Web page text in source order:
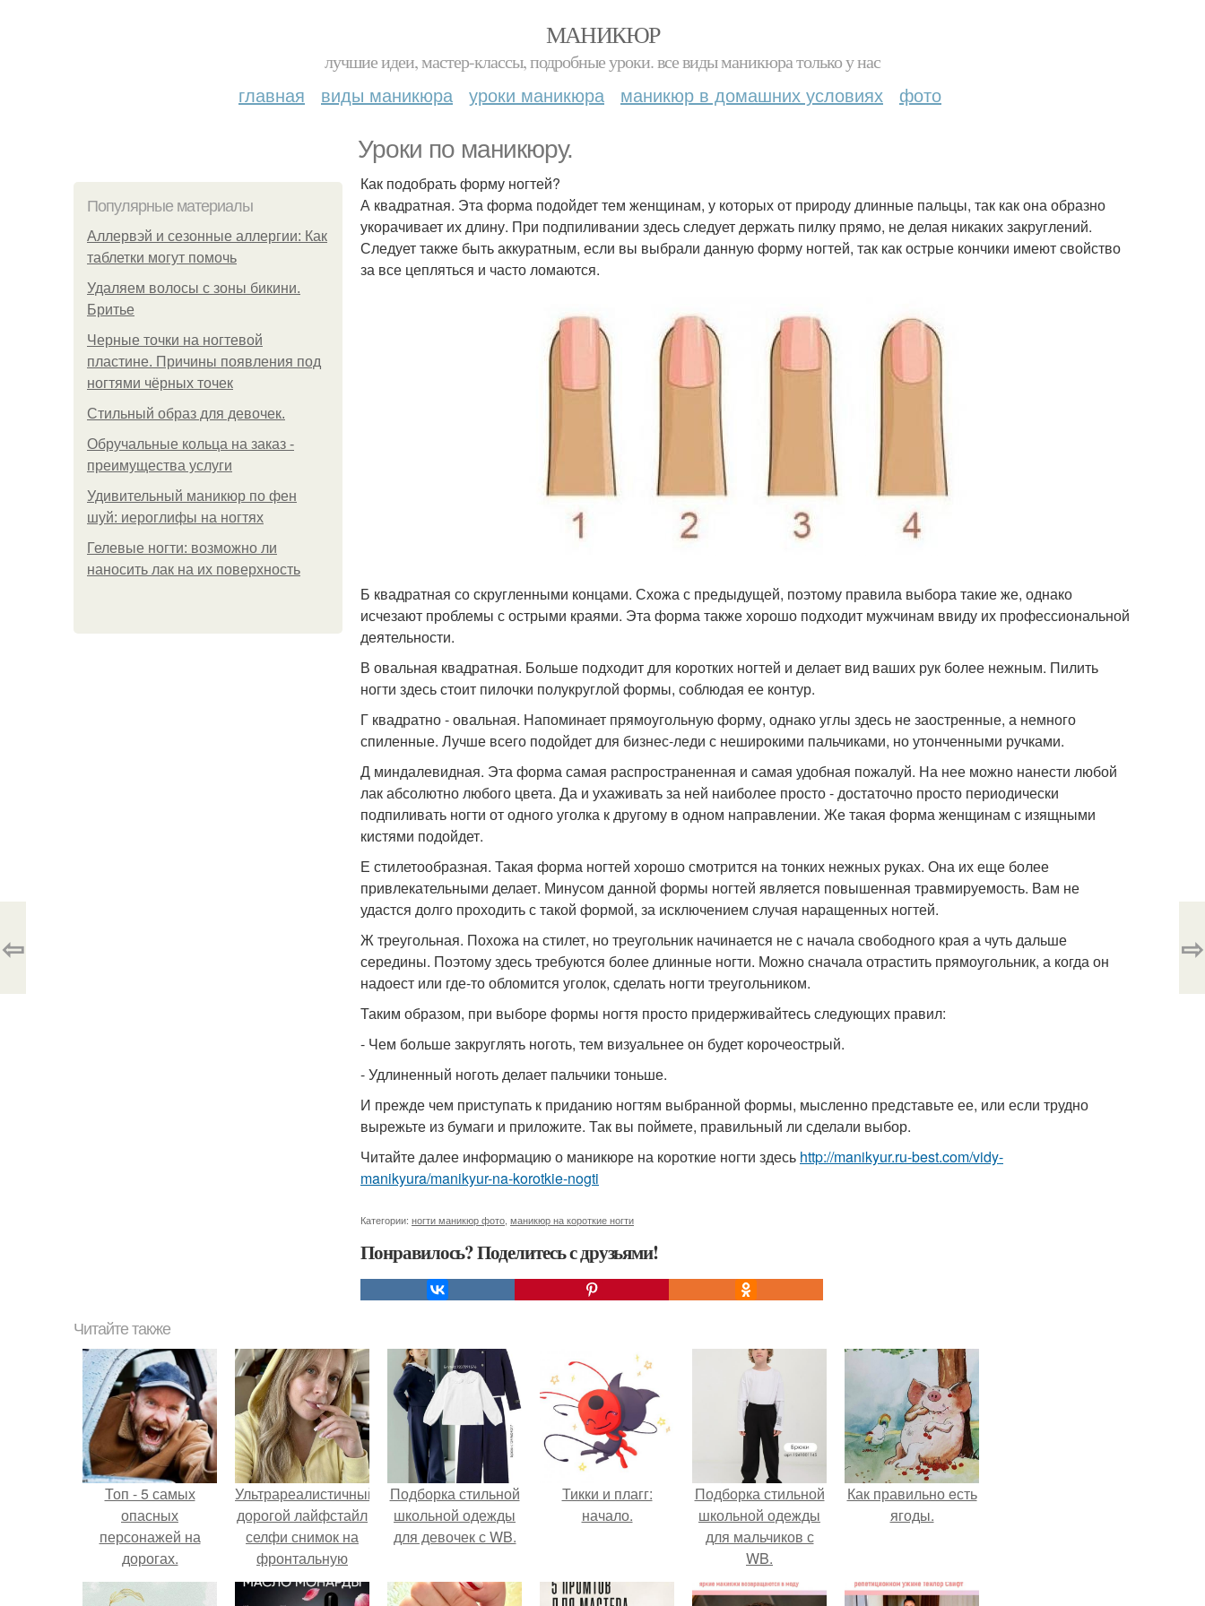
МАНИКЮР
лучшие идеи, мастер-классы, подробные уроки. все виды маникюра только у нас
главная виды маникюра уроки маникюра маникюр в домашних условиях фото
Уроки по маникюру.
Популярные материалы
Аллервэй и сезонные аллергии: Как
таблетки могут помочь
Удаляем волосы с зоны бикини.
Бритье
Черные точки на ногтевой
пластине. Причины появления под
ногтями чёрных точек
Стильный образ для девочек.
Обручальные кольца на заказ -
преимущества услуги
Удивительный маникюр по фен
шуй: иероглифы на ногтях
Гелевые ногти: возможно ли
наносить лак на их поверхность
Как подобрать форму ногтей?
А квадратная. Эта форма подойдет тем женщинам, у которых от природу длинные пальцы, так как она образно
укорачивает их длину. При подпиливании здесь следует держать пилку прямо, не делая никаких закруглений.
Следует также быть аккуратным, если вы выбрали данную форму ногтей, так как острые кончики имеют свойство
за все цепляться и часто ломаются.
Б квадратная со скругленными концами. Схожа с предыдущей, поэтому правила выбора такие же, однако
исчезают проблемы с острыми краями. Эта форма также хорошо подходит мужчинам ввиду их профессиональной
деятельности.
В овальная квадратная. Больше подходит для коротких ногтей и делает вид ваших рук более нежным. Пилить
ногти здесь стоит пилочки полукруглой формы, соблюдая ее контур.
Г квадратно - овальная. Напоминает прямоугольную форму, однако углы здесь не заостренные, а немного
спиленные. Лучше всего подойдет для бизнес-леди с неширокими пальчиками, но утонченными ручками.
Д миндалевидная. Эта форма самая распространенная и самая удобная пожалуй. На нее можно нанести любой
лак абсолютно любого цвета. Да и ухаживать за ней наиболее просто - достаточно просто периодически
подпиливать ногти от одного уголка к другому в одном направлении. Же такая форма женщинам с изящными
кистями подойдет.
Е стилетообразная. Такая форма ногтей хорошо смотрится на тонких нежных руках. Она их еще более
привлекательными делает. Минусом данной формы ногтей является повышенная травмируемость. Вам не
удастся долго проходить с такой формой, за исключением случая наращенных ногтей.
Ж треугольная. Похожа на стилет, но треугольник начинается не с начала свободного края а чуть дальше
середины. Поэтому здесь требуются более длинные ногти. Можно сначала отрастить прямоугольник, а когда он
надоест или где-то обломится уголок, сделать ногти треугольником.
Таким образом, при выборе формы ногтя просто придерживайтесь следующих правил:
- Чем больше закруглять ноготь, тем визуальнее он будет корочеострый.
- Удлиненный ноготь делает пальчики тоньше.
И прежде чем приступать к приданию ногтям выбранной формы, мысленно представьте ее, или если трудно
вырежьте из бумаги и приложите. Так вы поймете, правильный ли сделали выбор.
Читайте далее информацию о маникюре на короткие ногти здесь http://manikyur.ru-best.com/vidy-
manikyura/manikyur-na-korotkie-nogti
Категории: ногти маникюр фото маникюр на короткие ногти
Понравилось? Поделитесь с друзьями!
⇦ ⇨
Читайте также
Топ - 5 самых
опасных
персонажей на
дорогах.
Ультрареалистичный
дорогой лайфстайл
селфи снимок на
фронтальную
камеру.
Подборка стильной
школьной одежды
для девочек с WB.
Тикки и плагг:
начало.
Подборка стильной
школьной одежды
для мальчиков с
WB.
Как правильно eсть
ягоды.